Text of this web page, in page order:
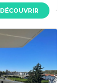
DÉCOUVRIR